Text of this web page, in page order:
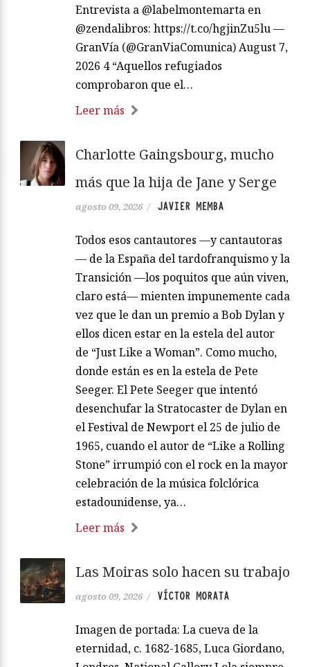
Entrevista a @labelmontemarta en
@zendalibros: https://t.co/hgjinZu5lu —
GranVía (@GranViaComunica) August 7,
2026 4 “Aquellos refugiados
comprobaron que el…
Leer más
Charlotte Gaingsbourg, mucho
más que la hija de Jane y Serge
agosto 09, 2026 / JAVIER MEMBA
Todos esos cantautores —y cantautoras
— de la España del tardofranquismo y la
Transición —los poquitos que aún viven,
claro está— mienten impunemente cada
vez que le dan un premio a Bob Dylan y
ellos dicen estar en la estela del autor
de “Just Like a Woman”. Como mucho,
donde están es en la estela de Pete
Seeger. El Pete Seeger que intentó
desenchufar la Stratocaster de Dylan en
el Festival de Newport el 25 de julio de
1965, cuando el autor de “Like a Rolling
Stone” irrumpió con el rock en la mayor
celebración de la música folclórica
estadounidense, ya…
Leer más
Las Moiras solo hacen su trabajo
agosto 09, 2026 / VÍCTOR MORATA
Imagen de portada: La cueva de la
eternidad, c. 1682-1685, Luca Giordano,